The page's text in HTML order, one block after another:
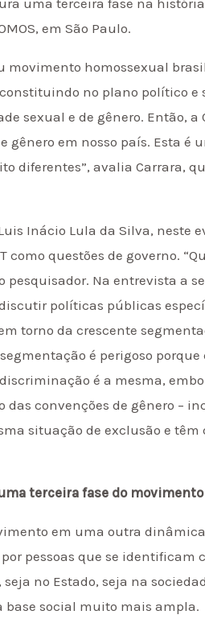
uma terceira fase na
em São Paulo.
movimento homossexual
no plano político e
sexual e de gênero. Então,
gênero em nosso país. Esta é
diferentes”, avalia Carrara,
Inácio Lula da Silva, neste
como questões de governo.
Na entrevista a
políticas públicas
torno da crescente
é perigoso porque
é a mesma,
convenções de gênero –
situação de exclusão e
terceira fase do
em uma outra
pessoas que se identificam
no Estado, seja na
social muito mais ampla.